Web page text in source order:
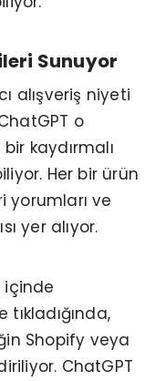
Sunuyor
alışveriş niyeti
o
kaydırmalı
Her bir ürün
yorumları ve
yer alıyor.
içinde
tıkladığında,
Shopify veya
ChatGPT